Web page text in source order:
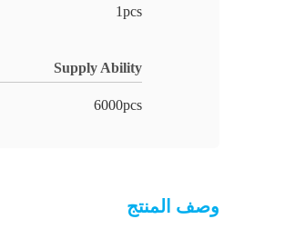
1pcs
Supply Ability
6000pcs
وصف المنتج